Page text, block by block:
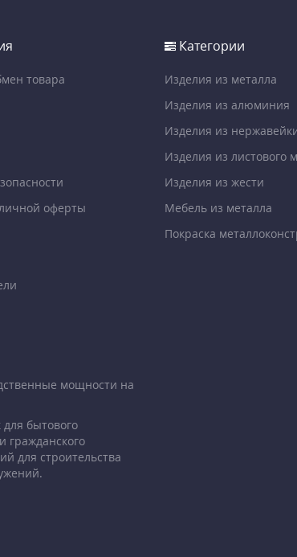
товара
оферты
Категории
Изделия из металла
Изделия из алюминия
Изделия из
Изделия из листового
Изделия из жести
Мебель из металла
Покраска
мощности на
бытового
гражданского
для строительства